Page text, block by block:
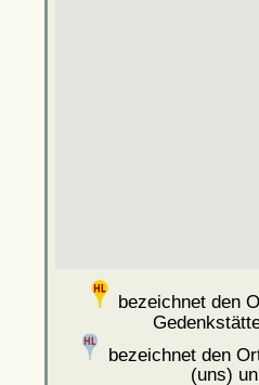
bezeichnet den
bezeichnet den
(uns)